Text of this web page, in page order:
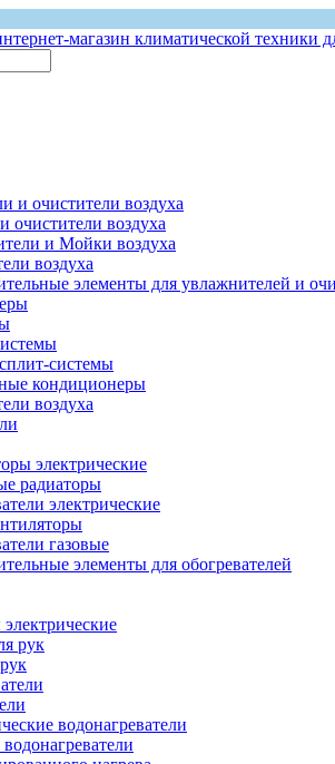
очистители воздуха
и Мойки воздуха
воздуха
элементы для увлажнителей и
системы
кондиционеры
воздуха
электрические
радиаторы
электрические
газовые
элементы для обогревателей
водонагреватели